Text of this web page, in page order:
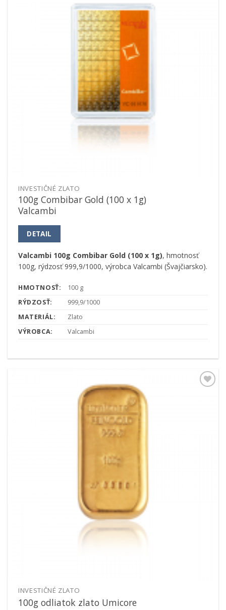
INVESTIČNÉ ZLATO
100g Combibar Gold (100 x 1g)
Valcambi
DETAIL
Valcambi 100g Combibar Gold (100 x 1g), hmotnosť
100g, rýdzosť 999,9/1000, výrobca Valcambi (Švajčiarsko).
HMOTNOSŤ:
100 g
RÝDZOSŤ:
999,9/1000
MATERIÁL:
Zlato
VÝROBCA:
Valcambi
INVESTIČNÉ ZLATO
100g odliatok zlato Umicore